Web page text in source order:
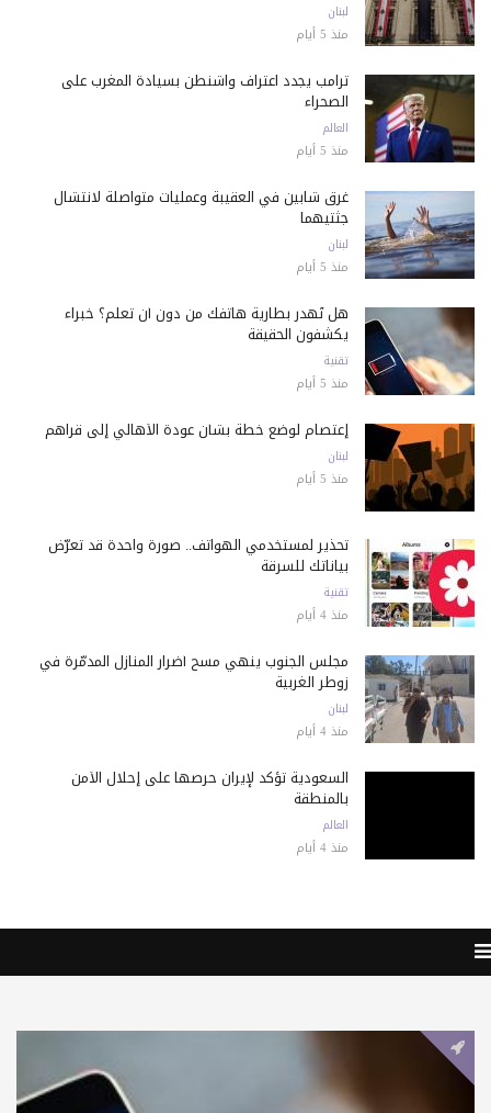
لبنان
منذ 5 أيام
ترامب يجدد اعتراف واشنطن بسيادة المغرب على
الصحراء
العالم
منذ 5 أيام
غرق شابين في العقيبة وعمليات متواصلة لانتشال
جثتيهما
لبنان
منذ 5 أيام
هل تُهدر بطارية هاتفك من دون أن تعلم؟ خبراء
يكشفون الحقيقة
تقنية
منذ 5 أيام
إعتصام لوضع خطة بشأن عودة الأهالي إلى قراهم
لبنان
منذ 5 أيام
تحذير لمستخدمي الهواتف.. صورة واحدة قد تعرّض
بياناتك للسرقة
تقنية
منذ 4 أيام
مجلس الجنوب ينهي مسح أضرار المنازل المدمّرة في
زوطر الغربية
لبنان
منذ 4 أيام
السعودية تؤكد لإيران حرصها على إحلال الأمن
بالمنطقة
العالم
منذ 4 أيام